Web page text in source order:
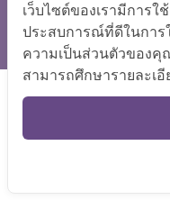
สงวนลิขสิทธิ์
แผนผังเว็
เว็บไซต์ของเรามีการ
ประสบการณ์ที่ดีในการ
ความเป็นส่วนตัวของ
สามารถศึกษารายละเอี